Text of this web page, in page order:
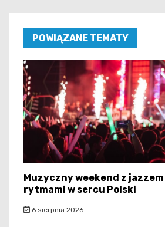
POWIĄZANE TEMATY
Muzyczny weekend z jazzem
rytmami w sercu Polski
6 sierpnia 2026